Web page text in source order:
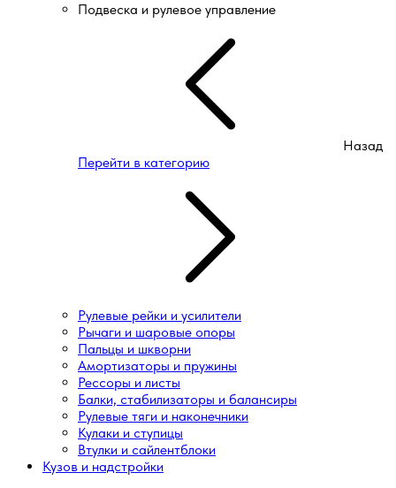
Подвеска и рулевое управление
Назад
Перейти в категорию
Рулевые рейки и усилители
Рычаги и шаровые опоры
Пальцы и шкворни
Амортизаторы и пружины
Рессоры и листы
Балки, стабилизаторы и балансиры
Рулевые тяги и наконечники
Кулаки и ступицы
Втулки и сайлентблоки
Кузов и надстройки